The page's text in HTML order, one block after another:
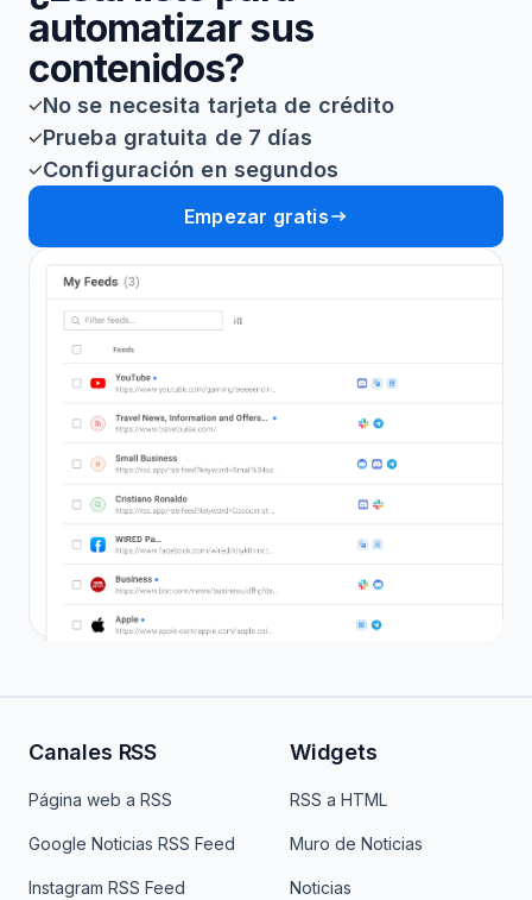
automatizar sus
contenidos?
No se necesita tarjeta de crédito
Prueba gratuita de 7 días
Configuración en segundos
Empezar gratis
Canales RSS
Página web a RSS
Google Noticias RSS Feed
Instagram RSS Feed
Widgets
RSS a HTML
Muro de Noticias
Noticias